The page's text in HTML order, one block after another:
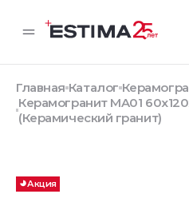
Главная Каталог
Керамогранит MA01
(Керамический гранит)
Акция